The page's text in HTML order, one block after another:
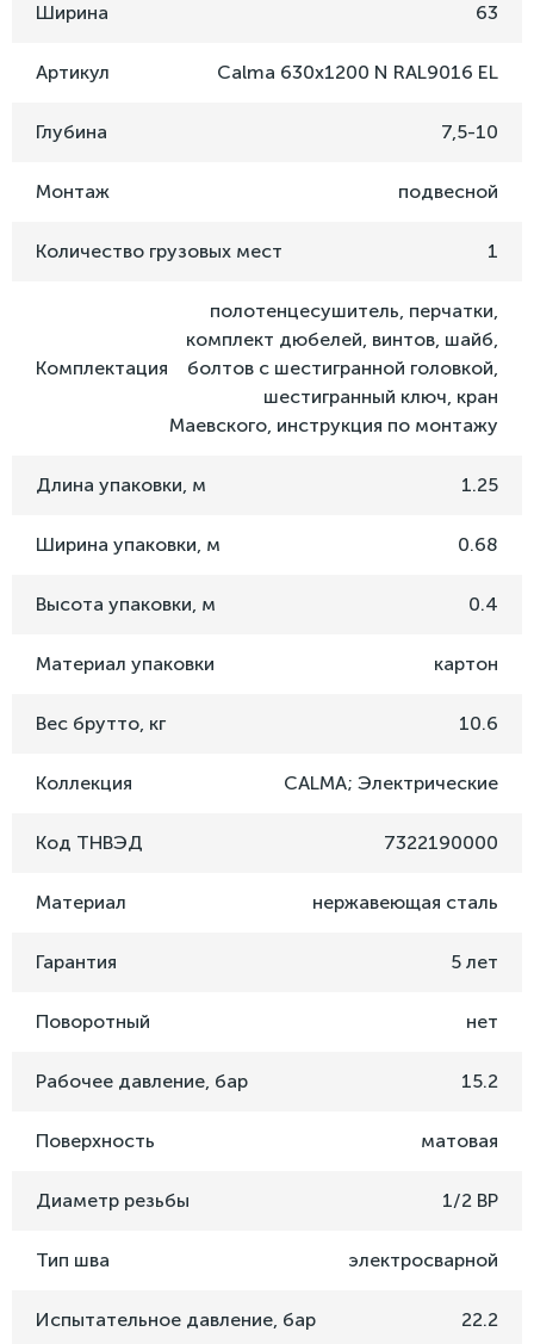
Ширина 63
Артикул Calma 630x1200 N RAL9016 EL
Глубина 7,5-10
Монтаж подвесной
Количество грузовых мест 1
Комплектация
полотенцесушитель, перчатки,
комплект дюбелей, винтов, шайб,
болтов с шестигранной головкой,
шестигранный ключ, кран
Маевского, инструкция по монтажу
Длина упаковки, м 1.25
Ширина упаковки, м 0.68
Высота упаковки, м 0.4
Материал упаковки картон
Вес брутто, кг 10.6
Коллекция CALMA; Электрические
Код ТНВЭД 7322190000
Материал нержавеющая сталь
Гарантия 5 лет
Поворотный нет
Рабочее давление, бар 15.2
Поверхность матовая
Диаметр резьбы 1/2 ВР
Тип шва электросварной
Испытательное давление, бар 22.2